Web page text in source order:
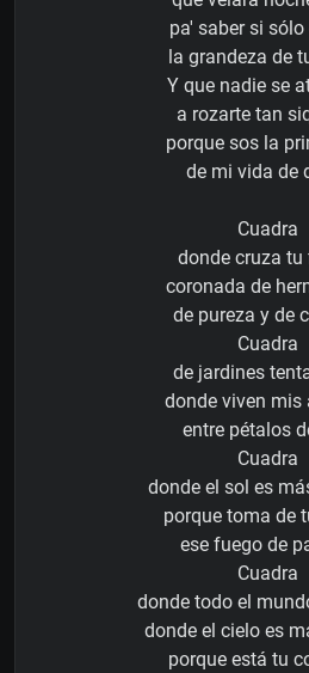
pa' saber si sólo
la grandeza de
Y que nadie se
a rozarte tan
porque sos la
de mi vida de
Cuadra
donde cruza tu
coronada de
de pureza y de
Cuadra
de jardines
donde viven mis
entre pétalos
Cuadra
donde el sol es
porque toma de
ese fuego de
Cuadra
donde todo el
donde el cielo es
porque está tu